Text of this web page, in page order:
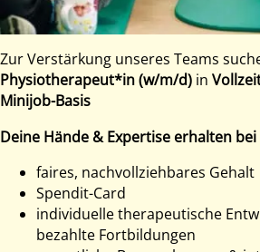
Zur Verstärkung unseres Teams
Physiotherapeut*in (w/m/d) in
Minijob-Basis
Deine Hände & Expertise erhalten bei
faires, nachvollziehbares Gehalt
Spendit-Card
individuelle therapeutische
bezahlte Fortbildungen